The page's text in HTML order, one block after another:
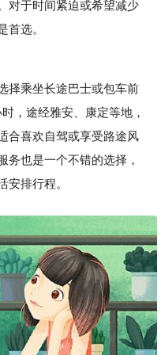
对于时间紧迫或希望减少
首选。
乘坐长途巴士或包车前
，途经雅安、康定等地，
合喜欢自驾或享受路途风
务也是一个不错的选择，
安排行程。